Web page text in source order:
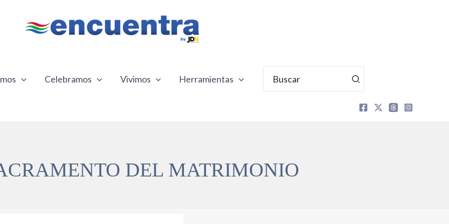
Celebramos Vivimos Herramientas
por:
DEL MATRIMONIO